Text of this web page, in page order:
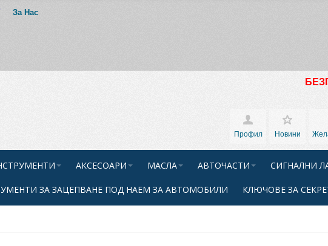
За Нас
Профил
Новини
АКСЕСОАРИ МАСЛА АВТОЧАСТИ СИГНАЛНИ
ЗА ЗАЦЕПВАНЕ ПОД НАЕМ ЗА АВТОМОБИЛИ КЛЮЧОВЕ ЗА